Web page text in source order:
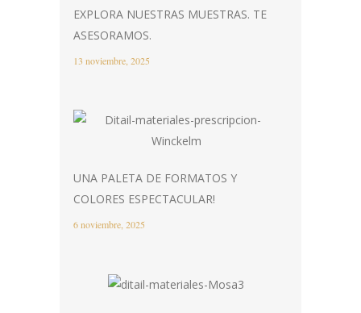
EXPLORA NUESTRAS MUESTRAS. TE
ASESORAMOS.
13 noviembre, 2025
UNA PALETA DE FORMATOS Y
COLORES ESPECTACULAR!
6 noviembre, 2025